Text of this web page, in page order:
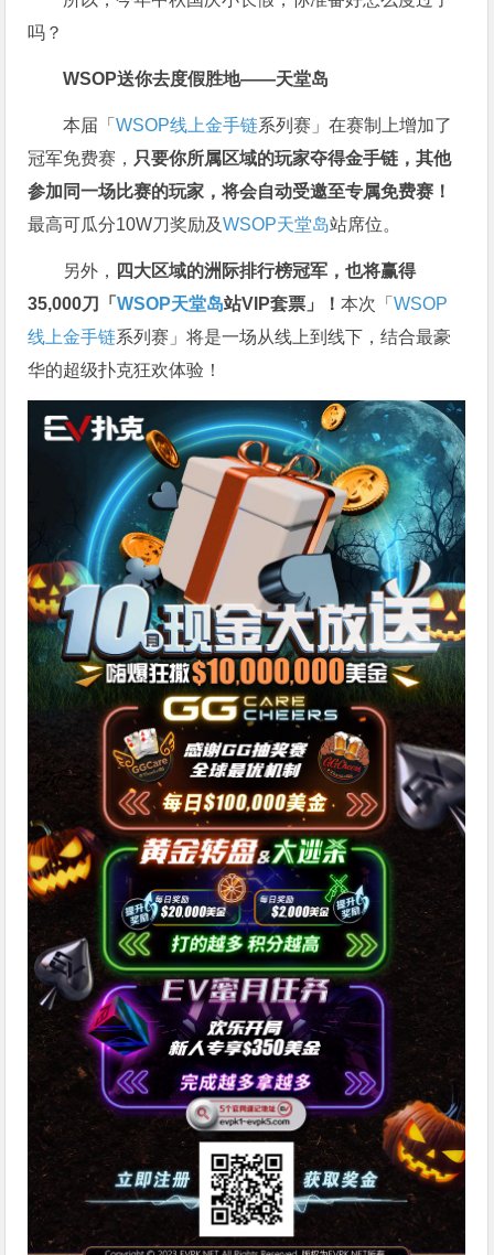
吗？
WSOP送你去度假胜地——天堂岛
本届「WSOP线上金手链系列赛」在赛制上增加了
冠军免费赛， 只要你所属区域的玩家夺得金手链，其他
参加同一场比赛的玩家，将会自动受邀至专属免费赛！
最高可瓜分10W刀奖励及WSOP天堂岛站席位。
另外， 四大区域的洲际排行榜冠军，也将赢得
35,000刀「WSOP天堂岛站VIP套票」！本次「WSOP
线上金手链系列赛」将是一场从线上到线下，结合最豪
华的超级扑克狂欢体验！